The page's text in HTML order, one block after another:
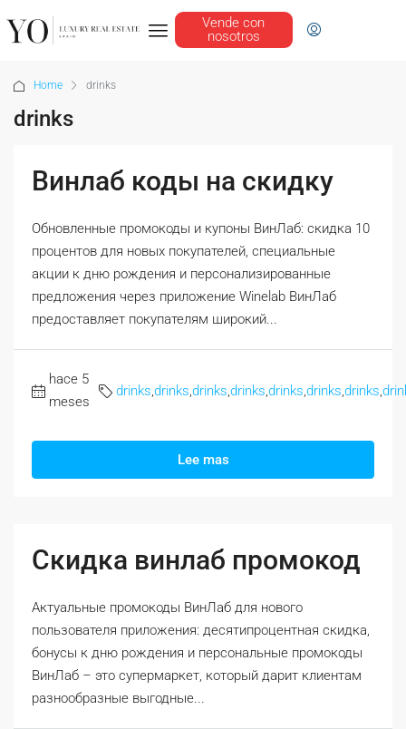
Vende con
nosotros
Home drinks
drinks
Винлаб коды на скидку
Обновленные промокоды и купоны ВинЛаб: скидка 10
процентов для новых покупателей, специальные
акции к дню рождения и персонализированные
предложения через приложение Winelab ВинЛаб
предоставляет покупателям широкий...
hace 5
meses
drinks drinks drinks drinks drinks drinks drinks
Lee mas
Скидка винлаб промокод
Актуальные промокоды ВинЛаб для нового
пользователя приложения: десятипроцентная скидка,
бонусы к дню рождения и персональные промокоды
ВинЛаб – это супермаркет, который дарит клиентам
разнообразные выгодные...